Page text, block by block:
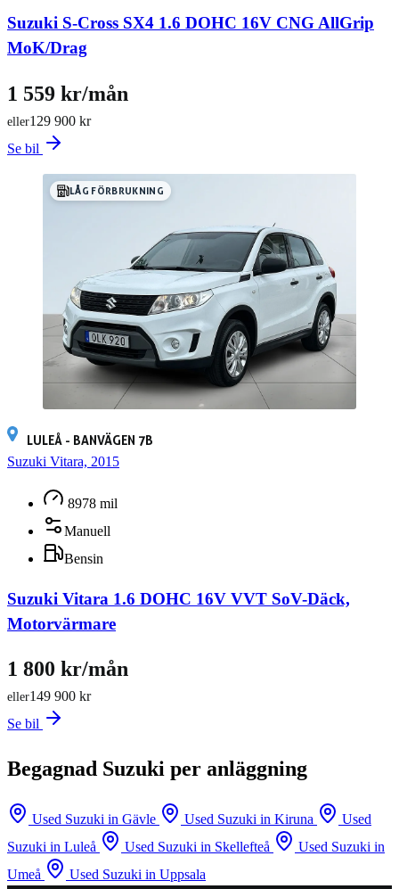
Suzuki S-Cross SX4 1.6 DOHC 16V CNG AllGrip
MoK/Drag
129 900 kr
eller
1 559 kr/mån
Se bil
LÅG FÖRBRUKNING
LULEÅ - BANVÄGEN 7B
Suzuki Vitara, 2015
8978 mil
Manuell
Bensin
Suzuki Vitara 1.6 DOHC 16V VVT SoV-Däck,
Motorvärmare
149 900 kr
eller
1 800 kr/mån
Se bil
Begagnad Suzuki per anläggning
Used Suzuki in Gävle Used Suzuki in Kiruna
Used
Suzuki in Luleå
Used Suzuki in Skellefteå
Used Suzuki in
Umeå
Used Suzuki in Uppsala